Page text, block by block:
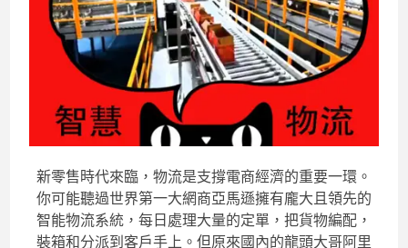
新零售時代來臨，物流是支撐電商經濟的重要一環。
你可能聽過世界第一大網商亞馬遜擁有龐大且領先的
智能物流系統，每日處理大量的定單，把貨物編配，
裝箱和分派到客戶手上。但原來國內的龍頭大哥阿里